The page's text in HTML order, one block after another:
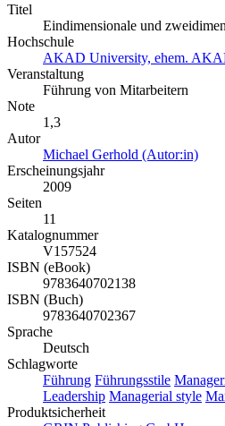
Titel
Eindimensionale und
Hochschule
AKAD University, ehem.
Veranstaltung
Führung von Mitarbeitern
Note
1,3
Autor
Michael Gerhold (Autor:in)
Erscheinungsjahr
2009
Seiten
11
Katalognummer
V157524
ISBN (eBook)
9783640702138
ISBN (Buch)
9783640702367
Sprache
Deutsch
Schlagworte
Führung Führungsstile
Leadership Managerial style
Produktsicherheit